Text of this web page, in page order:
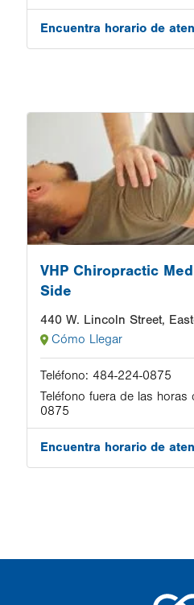
Encuentra horario de
VHP Chiropractic
Side
440 W. Lincoln Street,
Cómo Llegar
Teléfono: 484-224-0875
Teléfono fuera de las horas
0875
Encuentra horario de